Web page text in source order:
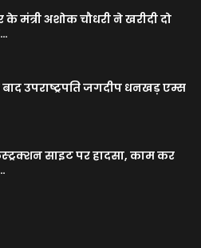
के मंत्री अशोक चौधरी ने खरीदी दो
उपराष्ट्रपति जगदीप धनखड़ एम्स
साइट पर हादसा, काम कर